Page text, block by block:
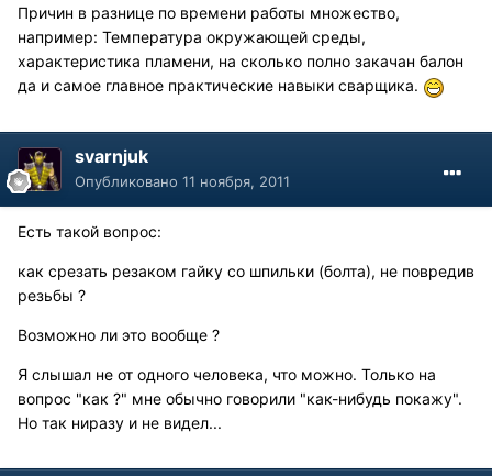
Причин в разнице по времени работы множество,
например: Температура окружающей среды,
характеристика пламени, на сколько полно закачан балон
да и самое главное практические навыки сварщика.
svarnjuk
Опубликовано 11 ноября, 2011
Есть такой вопрос:
как срезать резаком гайку со шпильки (болта), не повредив
резьбы ?
Возможно ли это вообще ?
Я слышал не от одного человека, что можно. Только на
вопрос "как ?" мне обычно говорили "как-нибудь покажу".
Но так ниразу и не видел...